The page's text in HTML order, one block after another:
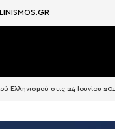
Ελληνισμού στις 24 Ιουνίου